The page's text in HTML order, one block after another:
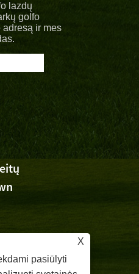
lazdų
golfo
adresą ir mes
Albatroso
X
pasiūlyti